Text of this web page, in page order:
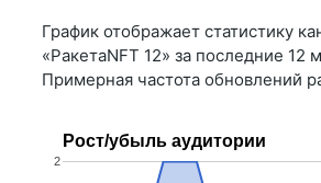
График отображает статистику
«РакетаNFT 12» за последние 12
Примерная частота обновлений
Рост/убыль аудитории
2